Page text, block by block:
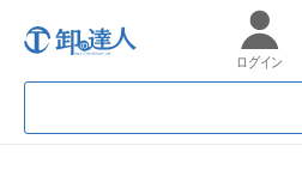
ログイン